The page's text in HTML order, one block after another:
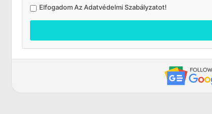
Elfogadom AzAdatvédelmi Szabályzatot!